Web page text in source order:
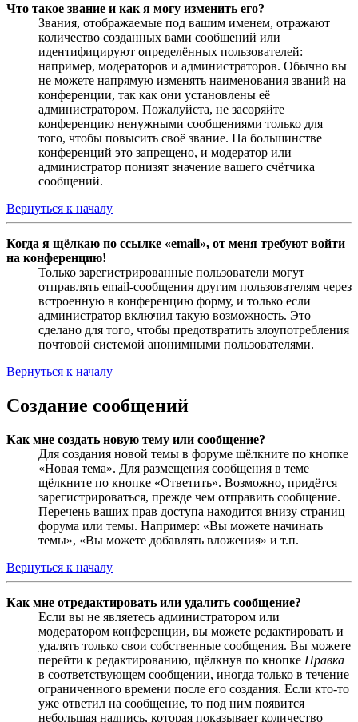
Что такое звание и как я могу изменить его?
Звания, отображаемые под вашим именем, отражают
количество созданных вами сообщений или
идентифицируют определённых пользователей:
например, модераторов и администраторов. Обычно вы
не можете напрямую изменять наименования званий на
конференции, так как они установлены её
администратором. Пожалуйста, не засоряйте
конференцию ненужными сообщениями только для
того, чтобы повысить своё звание. На большинстве
конференций это запрещено, и модератор или
администратор понизят значение вашего счётчика
сообщений.
Вернуться к началу
Когда я щёлкаю по ссылке «email», от меня требуют войти
на конференцию!
Только зарегистрированные пользователи могут
отправлять email-сообщения другим пользователям через
встроенную в конференцию форму, и только если
администратор включил такую возможность. Это
сделано для того, чтобы предотвратить злоупотребления
почтовой системой анонимными пользователями.
Вернуться к началу
Создание сообщений
Как мне создать новую тему или сообщение?
Для создания новой темы в форуме щёлкните по кнопке
«Новая тема». Для размещения сообщения в теме
щёлкните по кнопке «Ответить». Возможно, придётся
зарегистрироваться, прежде чем отправить сообщение.
Перечень ваших прав доступа находится внизу страниц
форума или темы. Например: «Вы можете начинать
темы», «Вы можете добавлять вложения» и т.п.
Вернуться к началу
Как мне отредактировать или удалить сообщение?
Если вы не являетесь администратором или
модератором конференции, вы можете редактировать и
удалять только свои собственные сообщения. Вы можете
перейти к редактированию, щёлкнув по кнопке Правка
в соответствующем сообщении, иногда только в течение
ограниченного времени после его создания. Если кто-то
уже ответил на сообщение, то под ним появится
небольшая надпись, которая показывает количество